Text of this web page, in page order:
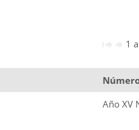
1
Año XV